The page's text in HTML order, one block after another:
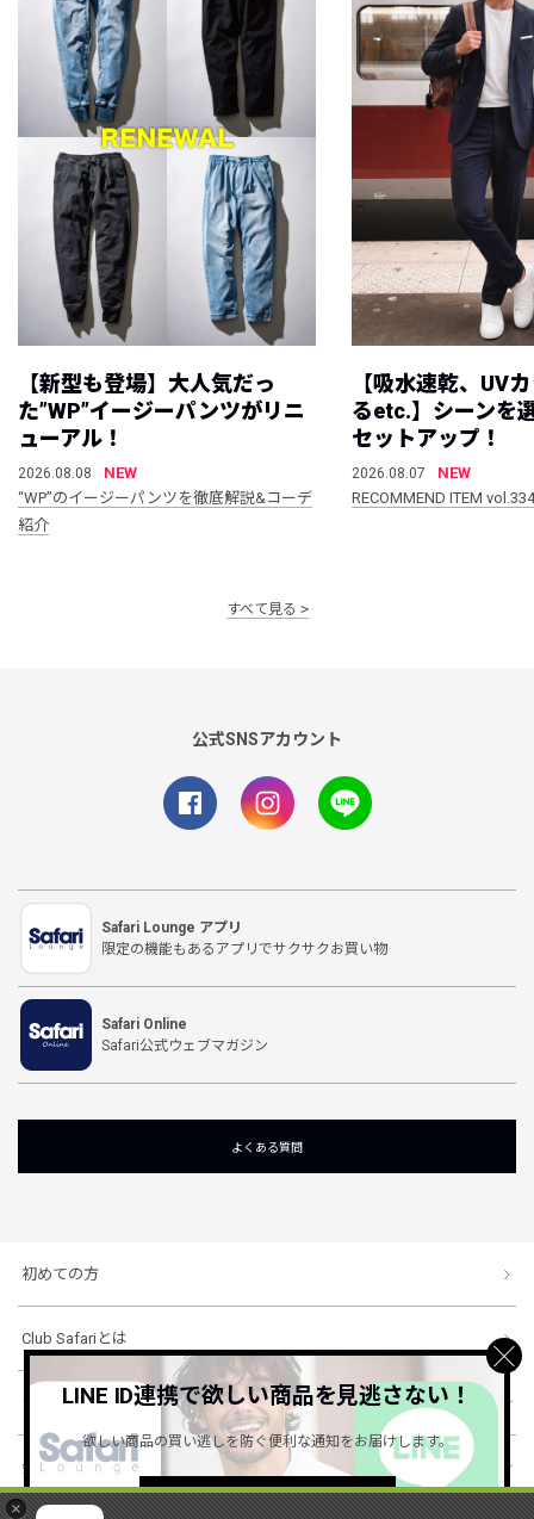
×
【新型も登場】大人気だっ
た”WP”イージーパンツがリニ
ューアル！
2026.08.08
NEW
“WP”のイージーパンツを徹底解説&コーデ
紹介
【吸水速乾、UV
るetc.】シーンを
セットアップ！
2026.08.07
NEW
RECOMMEND ITEM vol.334
すべて見る
公式SNSアカウント
Safari Lounge アプリ
限定の機能もあるアプリでサクサクお買い物
Safari Online
Safari公式ウェブマガジン
よくある質問
初めての方
Club Safariとは
ショッピングガイド
会社概要・規約
LINE ID連携で欲しい商品を見逃さない！
欲しい商品の買い逃しを防ぐ便利な通知をお届けします。
詳しくはこちら ＞